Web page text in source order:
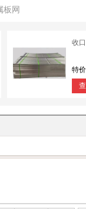
板网
收
特价